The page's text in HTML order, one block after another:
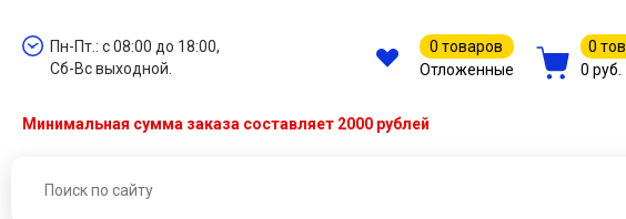
Пн-Пт.: с 08:00 до 18:00,
Сб-Вс выходной.
0 товаров
Отложенные
0
0 руб.
Минимальная сумма заказа составляет 2000 рублей